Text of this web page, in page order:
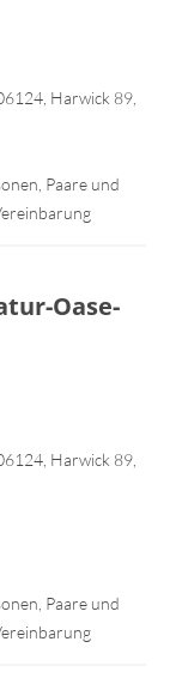
Harwick 89,
Paare und
Oase-
Harwick 89,
Paare und